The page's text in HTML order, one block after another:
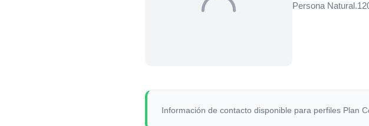
Persona Natural.
Información de contacto disponible para perfiles Plan